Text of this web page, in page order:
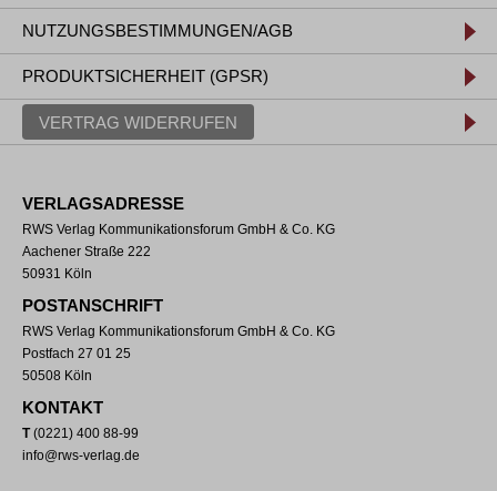
NUTZUNGSBESTIMMUNGEN/AGB
PRODUKTSICHERHEIT (GPSR)
VERTRAG WIDERRUFEN
VERLAGSADRESSE
RWS Verlag Kommunikationsforum GmbH & Co. KG
Aachener Straße 222
50931 Köln
POSTANSCHRIFT
RWS Verlag Kommunikationsforum GmbH & Co. KG
Postfach 27 01 25
50508 Köln
KONTAKT
T(0221) 400 88-99
info@rws-verlag.de